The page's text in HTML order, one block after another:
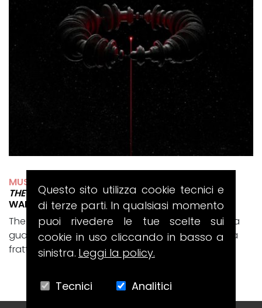
MUSE
THE WOW! SIGNAL
WARNER RECORDS/HELIUM-3
The Wow! Signal è il disco con cui i Muse tornano a
guardare il cosmo, ma lo fanno passando da una
frattura intima e totalmente...
Questo sito utilizza cookie tecnici e
di terze parti. In qualsiasi momento
puoi rivedere le tue scelte sui
cookie in uso cliccando in basso a
sinistra. Leggi la policy.
Tecnici Analitici